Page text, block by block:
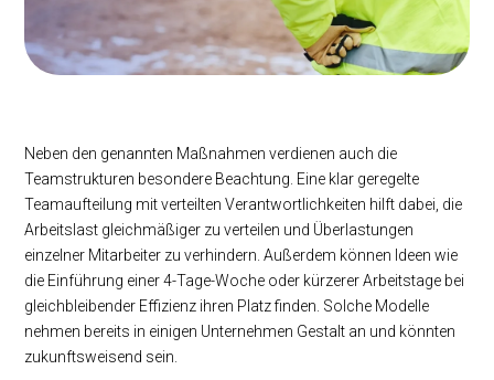
Neben den genannten Maßnahmen verdienen auch die
Teamstrukturen besondere Beachtung. Eine klar geregelte
Teamaufteilung mit verteilten Verantwortlichkeiten hilft dabei, die
Arbeitslast gleichmäßiger zu verteilen und Überlastungen
einzelner Mitarbeiter zu verhindern. Außerdem können Ideen wie
die Einführung einer 4-Tage-Woche oder kürzerer Arbeitstage bei
gleichbleibender Effizienz ihren Platz finden. Solche Modelle
nehmen bereits in einigen Unternehmen Gestalt an und könnten
zukunftsweisend sein.